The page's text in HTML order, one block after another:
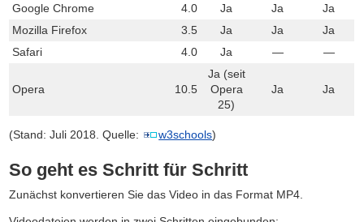
Google Chrome
4.0 Ja Ja
Ja
Mozilla Firefox
3.5 Ja Ja
Ja
Safari
4.0 Ja — —
Opera 10.5
Ja (seit
Opera
25)
Ja Ja
(Stand: Juli 2018. Quelle: w3schools)
So geht es Schritt für Schritt
Zunächst konvertieren Sie das Video in das Format MP4.